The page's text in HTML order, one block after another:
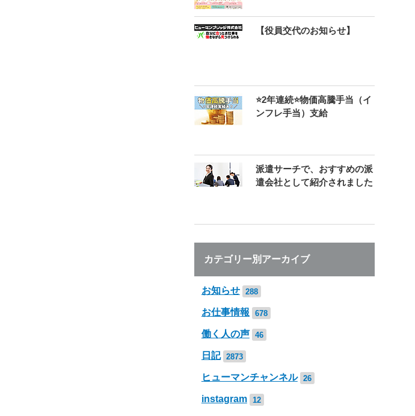
【役員交代のお知らせ】
⭐2年連続⭐物価高騰手当（イ
ンフレ手当）支給
派遣サーチで、おすすめの派
遣会社として紹介されました
カテゴリー別アーカイブ
お知らせ 288
お仕事情報 678
働く人の声 46
日記 2873
ヒューマンチャンネル 26
instagram 12